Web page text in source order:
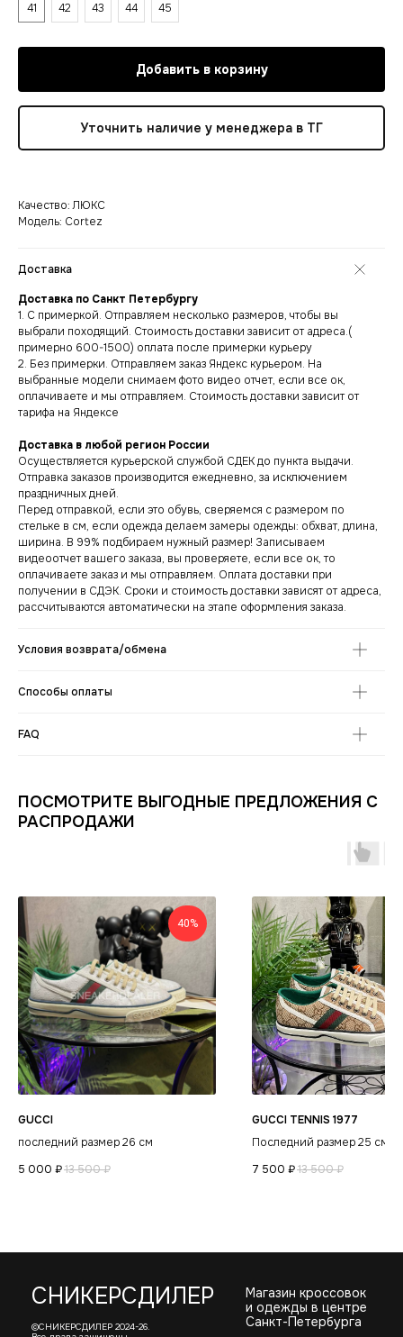
41
42 43 44 45
Добавить в корзину
Уточнить наличие у менеджера в ТГ
Качество: ЛЮКС
Модель: Cortez
Доставка
Доставка по Санкт Петербургу
1. С примеркой. Отправляем несколько размеров, чтобы вы
выбрали походящий. Стоимость доставки зависит от адреса.(
примерно 600-1500) оплата после примерки курьеру
2. Без примерки. Отправляем заказ Яндекс курьером. На
выбранные модели снимаем фото видео отчет, если все ок,
оплачиваете и мы отправляем. Стоимость доставки зависит от
тарифа на Яндексе
Доставка в любой регион России
Осуществляется курьерской службой СДЕК до пункта выдачи.
Отправка заказов производится ежедневно, за исключением
праздничных дней.
Перед отправкой, если это обувь, сверяемся с размером по
стельке в см, если одежда делаем замеры одежды: обхват, длина,
ширина. В 99% подбираем нужный размер! Записываем
видеоотчет вашего заказа, вы проверяете, если все ок, то
оплачиваете заказ и мы отправляем. Оплата доставки при
получении в СДЭК. Сроки и стоимость доставки зависят от адреса,
рассчитываются автоматически на этапе оформления заказа.
Условия возврата/обмена
Способы оплаты
FAQ
ПОСМОТРИТЕ ВЫГОДНЫЕ ПРЕДЛОЖЕНИЯ С
РАСПРОДАЖИ
40%
GUCCI
последний размер 26 см
5 000 ₽13 500₽
GUCCI TENNIS 1977
Последний размер 25 см
7 500 ₽13 500₽
СНИКЕРСДИЛЕР
Написать менеджеру
Написать менеджеру
Ответы на часто задаваемые вопросы
Виды качества товаров О магазине
Политика
конфиденциальности
Одежда
Сумки и аксессуары